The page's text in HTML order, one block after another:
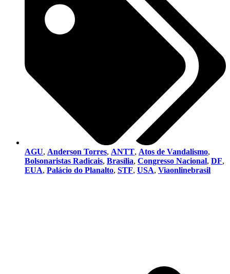
AGU, Anderson Torres, ANTT, Atos de Vandalismo,
Bolsonaristas Radicais, Brasília, Congresso Nacional, DF,
EUA, Palácio do Planalto, STF, USA, Viaonlinebrasil